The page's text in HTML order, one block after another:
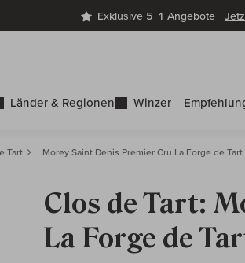
Exklusive 5+1 Angebote
Länder & Regionen Winzer
Tart Morey Saint Denis Premier Cru La Forge de
Clos de Tart:
La Forge de